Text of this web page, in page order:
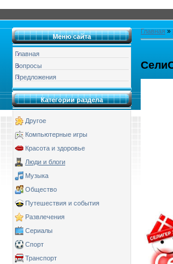
Меню сайта
Главная
Вопросы
Предложения
Категории раздела
Другое
Компьютерные игры
Красота и здоровье
Люди и блоги
Музыка
Общество
Путешествия и события
Развлечения
Сериалы
Спорт
Транспорт
Главная »